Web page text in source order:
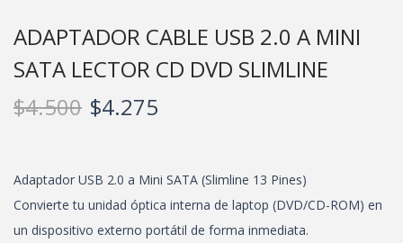
ADAPTADOR CABLE USB 2.0 A MINI
SATA LECTOR CD DVD SLIMLINE
$4.500 $4.275
Adaptador USB 2.0 a Mini SATA (Slimline 13 Pines)
Convierte tu unidad óptica interna de laptop (DVD/CD-ROM) en
un dispositivo externo portátil de forma inmediata.